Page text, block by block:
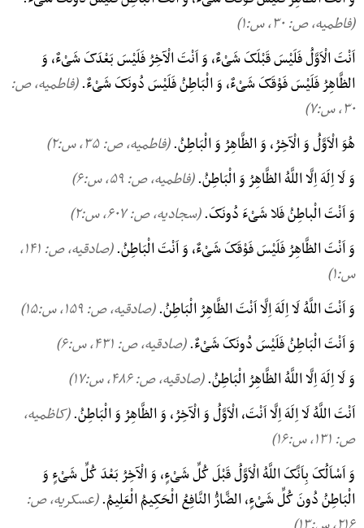
(فاطمیه، ص: ۳۰, س:۱)
اَنْتَ الْاَوَّلُ فَلَیْسَ قَبْلَکَ شَیْءٌ، وَ اَنْتَ الْآخِرُ فَلَیْسَ بَعْدَکَ شَیْءٌ، وَ
الظَّاهِرُ فَلَیْسَ فَوْقَکَ شَیْءٌ، وَ الْبَاطِنُ فَلَیْسَ دُونَکَ شَیْءٌ.(فاطمیه، ص:
۳۰, س:۷)
هُوَ الْاَوَّلُ وَ الْآخِرُ، وَ الظَّاهِرُ وَ الْبَاطِنُ.(فاطمیه، ص: ۳۵, س:۲)
وَ لَا اِلَهَ اِلَّا اللَّهُ الظَّاهِرُ وَ الْبَاطِنُ.(فاطمیه، ص: ۵۹, س:۶)
وَ اَنْتَ الْباطِنُ فَلا شَیْءَ دُونَکَ.(سجادیه، ص: ۶۰۷, س:۲)
وَ اَنْتَ الظَّاهِرُ فَلَیْسَ فَوْقَکَ شَیْءٌ، وَ اَنْتَ الْبَاطِنُ.
(صادقیه، ص: ۱۴۱,
س:۱)
وَ اَنْتَ اللَّهُ لَا اِلَهَ اِلَّا اَنْتَ الظَّاهِرُ الْبَاطِنُ.(صادقیه، ص: ۱۵۹, س:۱۵)
وَ اَنْتَ الْبَاطِنُ فَلَیْسَ دُونَکَ شَیْءٌ.(صادقیه، ص: ۴۳۱, س:۶)
وَ لَا اِلَهَ اِلَّا اللَّهُ الظَّاهِرُ الْبَاطِنُ.(صادقیه، ص: ۴۸۶, س:۱۷)
اَنْتَ اللَّهُ لَا اِلَهَ اِلَّا اَنْتَ، الْاَوَّلُ وَ الْآخِرُ، وَ الظَّاهِرُ وَ الْبَاطِنُ.(کاظمیه،
ص: ۱۳۱, س:۱۶)
وَ اَسْاَلُکَ بِاَنَّکَ اللَّهُ الْاَوَّلُ قَبْلَ کُلِّ شَیْءٍ، وَ الْآخِرُ بَعْدَ کُلِّ شَیْءٍ وَ
الْبَاطِنُ دُونَ کُلِّ شَیْءٍ، الضَّارُّ النَّافِعُ الْحَکِیمُ الْعَلِیمُ.(عسکریه، ص: